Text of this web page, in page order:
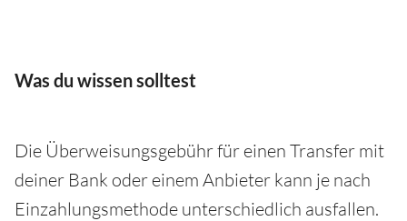
Was du wissen solltest
Die Überweisungsgebühr für einen Transfer mit
deiner Bank oder einem Anbieter kann je nach
Einzahlungsmethode unterschiedlich ausfallen.